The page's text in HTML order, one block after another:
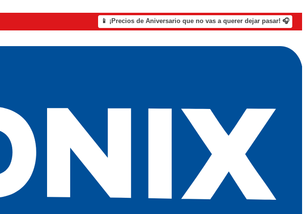
📱 ¡Precios de Aniversario que no vas a querer dejar pasar! 🎧